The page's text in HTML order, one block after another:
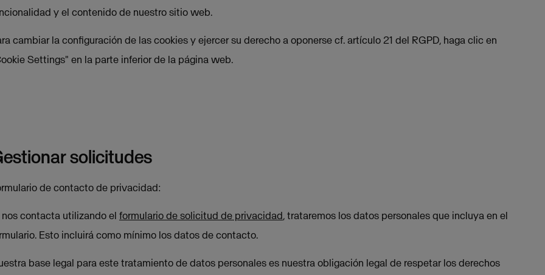
y el contenido de nuestro sitio web.
cambiar la configuración de las cookies y ejercer su derecho a oponerse cf. artículo 21 del RGPD, haga clic en
Settings" en la parte inferior de la página web.
solicitudes
de contacto de privacidad:
contacta utilizando el formulario de solicitud de privacidad, trataremos los datos personales que incluya en el
Esto incluirá como mínimo los datos de contacto.
base legal para este tratamiento de datos personales es nuestra obligación legal de respetar los derechos